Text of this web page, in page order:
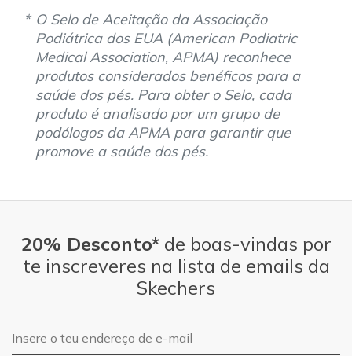
O Selo de Aceitação da Associação
Podiátrica dos EUA (American Podiatric
Medical Association, APMA) reconhece
produtos considerados benéficos para a
saúde dos pés. Para obter o Selo, cada
produto é analisado por um grupo de
podólogos da APMA para garantir que
promove a saúde dos pés.
20% Desconto*de boas-vindas por
te inscreveres na lista de emails da
Skechers
Endereço de e-mail